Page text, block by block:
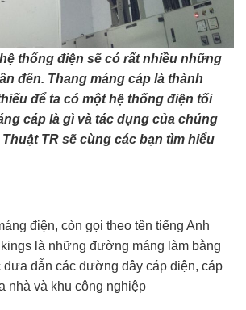
thống điện sẽ có rất nhiều những
đến. Thang máng cáp là thành
để ta có một hệ thống điện tối
cáp là gì và tác dụng của chúng
TR sẽ cùng các bạn tìm hiểu
điện, còn gọi theo tên tiếng Anh
là những đường máng làm bằng
đưa dẫn các đường dây cáp điện, cáp
nhà và khu công nghiệp